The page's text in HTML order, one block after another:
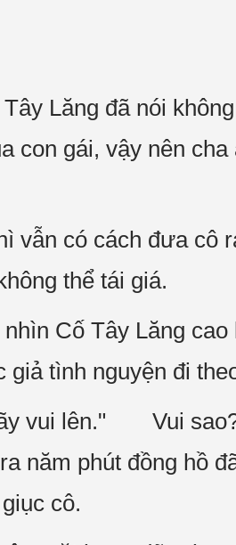
Lăng đã nói
con gái, vậy nên
vẫn có cách đưa cô
thể tái giá.
Cố Tây Lăng
tình nguyện đi
hãy vui lên." Vui
phút đồng hồ
cô.